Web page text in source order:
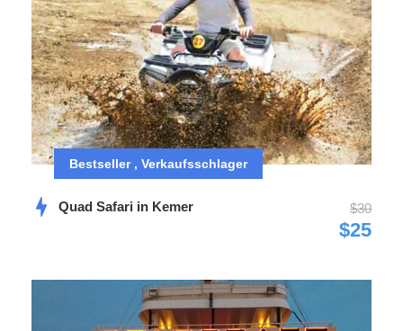
Bestseller , Verkaufsschlager
Quad Safari in Kemer $30
$25